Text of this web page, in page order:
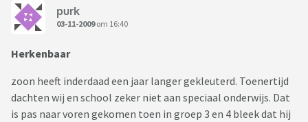
purk
03-11-2009om 16:40
Herkenbaar
zoon heeft inderdaad een jaar langer gekleuterd. Toenertijd
dachten wij en school zeker niet aan speciaal onderwijs. Dat
is pas naar voren gekomen toen in groep 3 en 4 bleek dat hij